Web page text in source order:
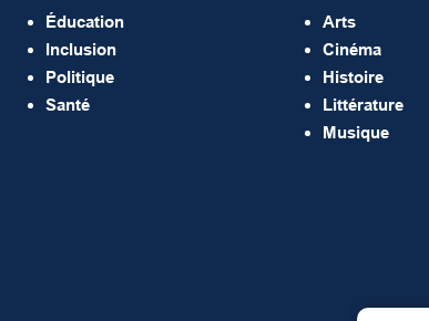
Éducation
Inclusion
Politique
Santé
Arts
Cinéma
Histoire
Littérature
Musique